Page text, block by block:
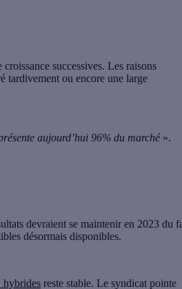
successives. Les raisons
tardivement ou encore une large
aujourd’hui 96% du marché ».
devraient se maintenir en 2023 du
désormais disponibles.
hybrides reste stable. Le syndicat pointe